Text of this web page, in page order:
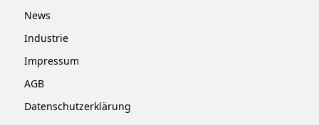
News
Industrie
Impressum
AGB
Datenschutzerklärung